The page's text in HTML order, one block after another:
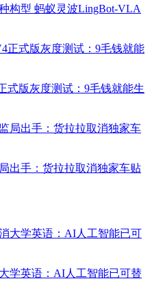
构型 蚂蚁灵波LingBot-VLA
式版灰度测试：9毛钱就能生
出手：货拉拉取消独家车贴
学英语：AI人工智能已可替